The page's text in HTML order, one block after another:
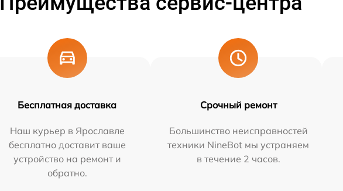
Бесплатная доставка
Наш курьер в Ярославле
бесплатно доставит ваше
устройство на ремонт и
обратно.
Срочный ремонт
Большинство неисправностей
техники NineBot мы устраняем
в течение 2 часов.